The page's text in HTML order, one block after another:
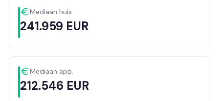
Mediaan huis
241.959 EUR
Mediaan app.
212.546 EUR